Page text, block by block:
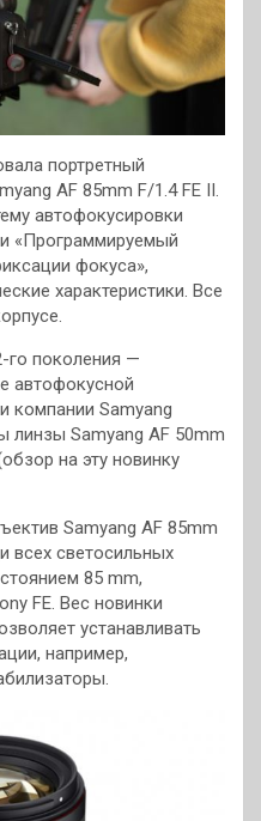
портретный
AF 85mm F/1.4 FE II.
автофокусировки
«Программируемый
фокуса»,
характеристики. Все
го поколения —
автофокусной
компании Samyang
Samyang AF 50mm
на эту новинку
Samyang AF 85mm
всех светосильных
85 mm,
FE. Вес новинки
устанавливать
например,